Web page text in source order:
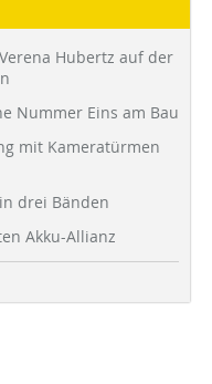
Hubertz auf der
Nummer Eins am Bau
mit Kameratürmen
drei Bänden
Akku-Allianz